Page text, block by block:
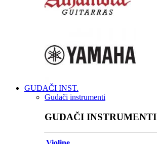
GUDAČI INST.
Gudači instrumenti
GUDAČI INSTRUMENTI